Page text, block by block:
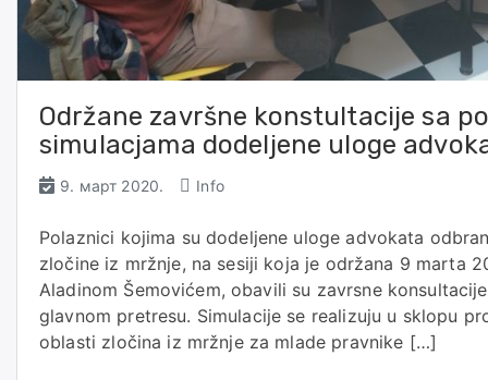
Održane završne konstultacije sa
simulacjama dodeljene uloge
9. март 2020. Info
Polaznici kojima su dodeljene uloge advokata
zločine iz mržnje, na sesiji koja je održana 9 marta
Aladinom Šemovićem, obavili su zavrsne
glavnom pretresu. Simulacije se realizuju u sklopu
oblasti zločina iz mržnje za mlade pravnike […]